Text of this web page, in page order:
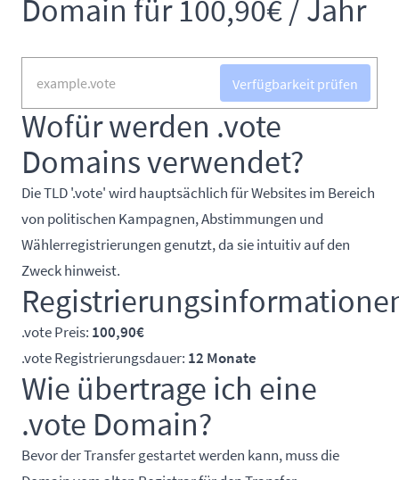
Domain für 100,90€ / Jahr
Verfügbarkeit prüfen
Wofür werden .vote
Domains verwendet?
Die TLD '.vote' wird hauptsächlich für Websites im Bereich
von politischen Kampagnen, Abstimmungen und
Wählerregistrierungen genutzt, da sie intuitiv auf den
Zweck hinweist.
.vote Preis: 100,90€
.vote Registrierungsdauer: 12 Monate
Wie übertrage ich eine
.vote Domain?
Bevor der Transfer gestartet werden kann, muss die